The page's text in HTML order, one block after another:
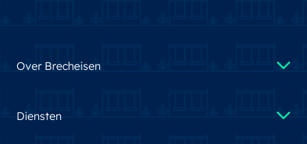
Over Brecheisen
Diensten